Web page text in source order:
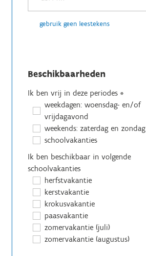
gebruik geen leestekens
Beschikbaarheden
Ik ben vrij in deze periodes *
weekdagen: woensdag- en/of
vrijdagavond
weekends: zaterdag en zondag
schoolvakanties
Ik ben beschikbaar in volgende
schoolvakanties
herfstvakantie
kerstvakantie
krokusvakantie
paasvakantie
zomervakantie (juli)
zomervakantie (augustus)